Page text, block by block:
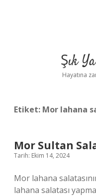
Şık
Hayatına
Etiket: Mor lahana
Mor Sultan
Tarih: Ekim 14, 2024
Mor lahana
lahana salatası